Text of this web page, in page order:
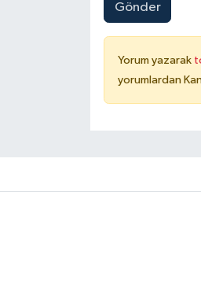
Gönder
Yorum yazarak
yorumlardan